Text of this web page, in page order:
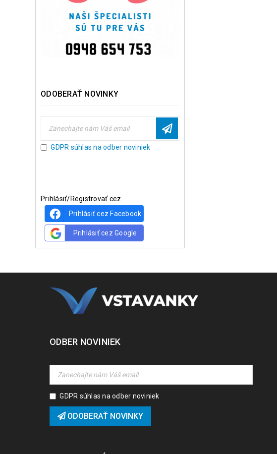
ODOBERAŤ NOVINKY
GDPR súhlas na odber noviniek
Prihlásiť/Registrovať cez
Prihlásiť cez Facebook
Prihlásiť cez Google
ODBER NOVINIEK
GDPR súhlas na odber noviniek
ODOBERAŤ NOVINKY